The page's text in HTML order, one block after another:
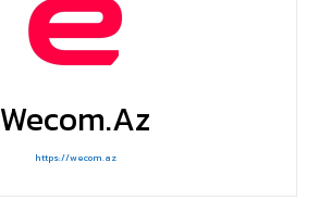
Wecom.az
https://wecom.az